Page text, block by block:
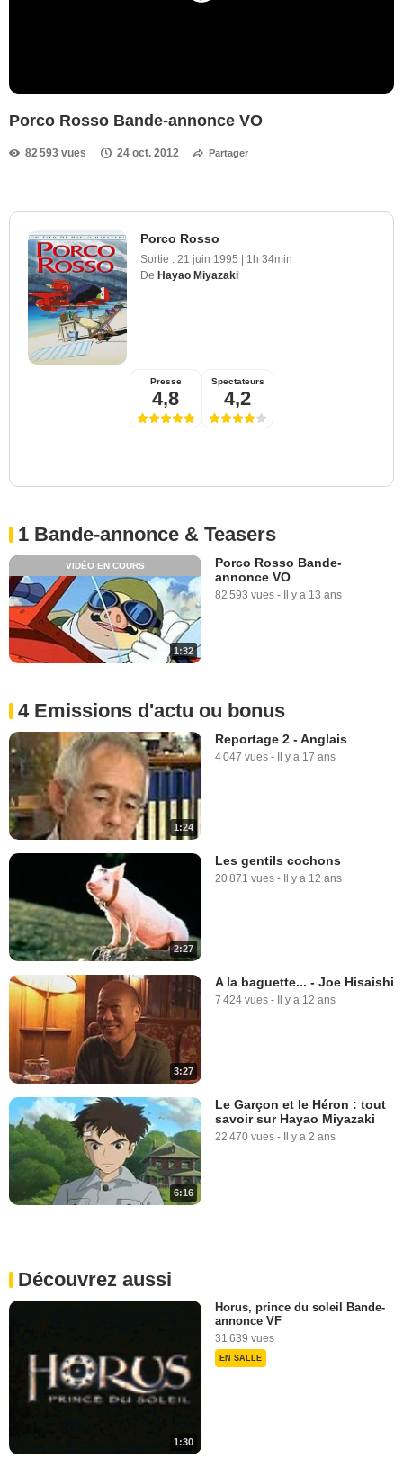
Porco Rosso Bande-annonce VO
82 593 vues 24 oct. 2012 Partager
Porco Rosso
Sortie : 21 juin 1995 | 1h 34min
De Hayao Miyazaki
Presse
4,8
Spectateurs
4,2
1 Bande-annonce & Teasers
1:32
VIDÉO EN COURS
Porco Rosso Bande-
annonce VO
82 593 vues - Il y a 13 ans
4 Emissions d'actu ou bonus
1:24
Reportage 2 - Anglais
4 047 vues - Il y a 17 ans
2:27
Les gentils cochons
20 871 vues - Il y a 12 ans
3:27
A la baguette... - Joe Hisaishi
7 424 vues - Il y a 12 ans
6:16
Le Garçon et le Héron : tout
savoir sur Hayao Miyazaki
22 470 vues - Il y a 2 ans
Découvrez aussi
1:30
Horus, prince du soleil Bande-
annonce VF
31 639 vues
EN SALLE